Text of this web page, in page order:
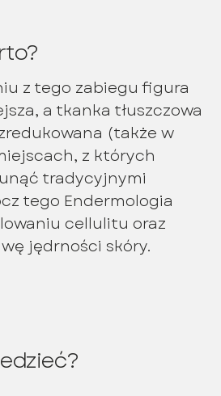
z tego zabiegu figura
a tkanka tłuszczowa
(także w
z których
tradycyjnymi
tego Endermologia
cellulitu oraz
jędrności skóry.